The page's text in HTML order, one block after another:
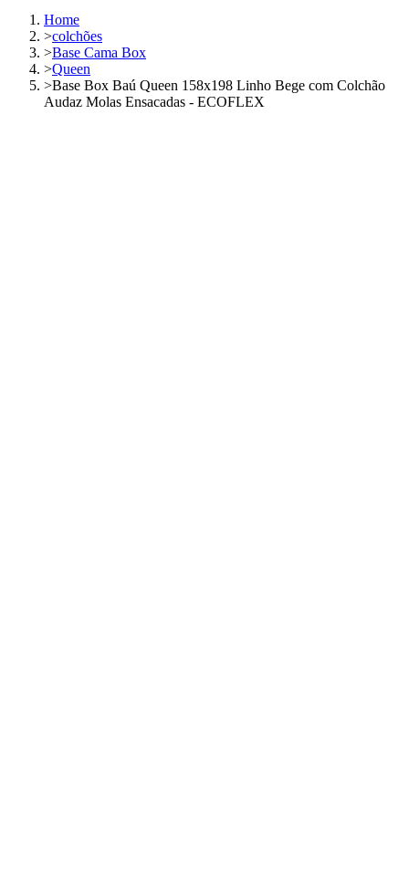
Home
>colchões
>Base Cama Box
>Queen
>Base Box Baú Queen 158x198 Linho Bege com Colchão
Audaz Molas Ensacadas - ECOFLEX